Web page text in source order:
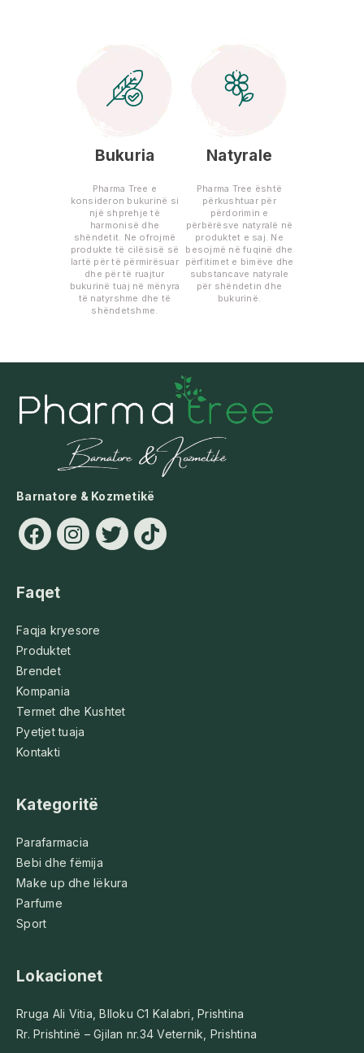
Bukuria
Pharma Tree e
konsideron bukurinë si
një shprehje të
harmonisë dhe
shëndetit. Ne ofrojmë
produkte të cilësisë së
lartë për të përmirësuar
dhe për të ruajtur
bukurinë tuaj në mënyra
të natyrshme dhe të
shëndetshme.
Natyrale
Pharma Tree është
përkushtuar për
përdorimin e
përbërësve natyralë në
produktet e saj. Ne
besojmë në fuqinë dhe
përfitimet e bimëve dhe
substancave natyrale
për shëndetin dhe
bukurinë.
Barnatore & Kozmetikë
Faqet
Faqja kryesore
Produktet
Brendet
Kompania
Termet dhe Kushtet
Pyetjet tuaja
Kontakti
Kategoritë
Parafarmacia
Bebi dhe fëmija
Make up dhe lëkura
Parfume
Sport
Lokacionet
Rruga Ali Vitia, Blloku C1 Kalabri, Prishtina
Rr. Prishtinë – Gjilan nr.34 Veternik, Prishtina